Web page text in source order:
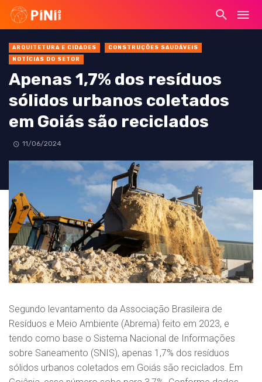
ARQUITETURA E CIDADES
CONSTRUÇÕES SAUDÁVEIS
NOTÍCIAS DO SETOR
Apenas 1,7% dos resíduos
sólidos urbanos coletados
em Goiás são reciclados
11/06/2024
Segundo levantamento da Associação Brasileira de
Resíduos e Meio Ambiente (Abrema) feito em 2023, e
tendo como base o Sistema Nacional de Informações
sobre Saneamento (SNIS), apenas 1,7% dos resíduos
sólidos urbanos coletados em Goiás são reciclados. Em